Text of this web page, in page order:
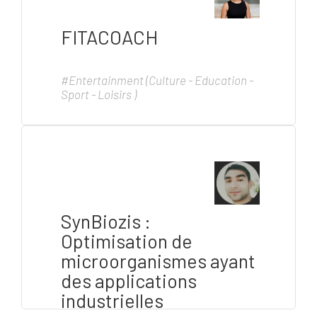
FITACOACH
#Entertainment (Culture - Education -
Sport - Loisirs )
SynBiozis :
Optimisation de
microorganismes ayant
des applications
industrielles